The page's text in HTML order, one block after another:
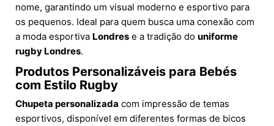
nome, garantindo um visual moderno e esportivo para
os pequenos. Ideal para quem busca uma conexão com
a moda esportiva Londres e a tradição do uniforme
rugby Londres.
Produtos Personalizáveis para Bebés
com Estilo Rugby
Chupeta personalizada com impressão de temas
esportivos, disponível em diferentes formas de bicos